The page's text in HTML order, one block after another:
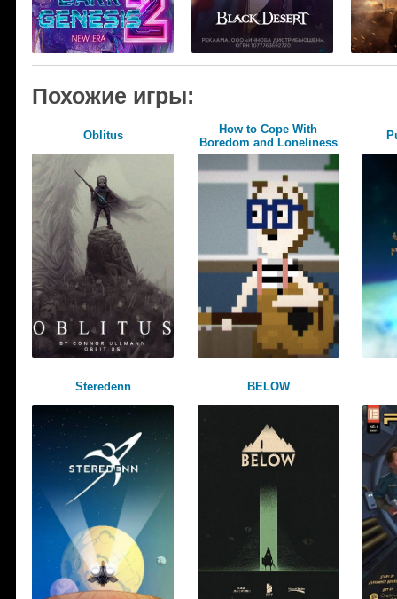
Похожие игры:
Oblitus
How to Cope With
Boredom and Loneliness
Steredenn BELOW